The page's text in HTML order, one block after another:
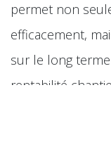
permet non
efficacement,
sur le long
rentabilité